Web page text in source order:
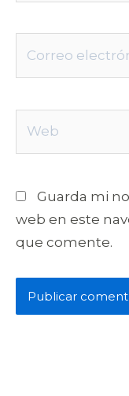
Guarda mi
web en este
que comente.